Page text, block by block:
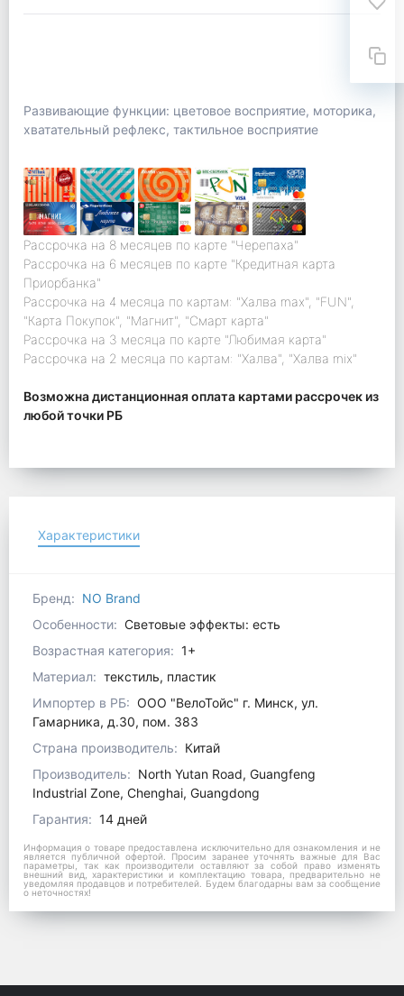
Развивающие функции: цветовое восприятие, моторика,
хватательный рефлекс, тактильное восприятие
Рассрочка на 8 месяцев по карте "Черепаха"
Рассрочка на 6 месяцев по карте "Кредитная карта
Приорбанка"
Рассрочка на 4 месяца по картам: "Халва max", "FUN",
"Карта Покупок", "Магнит", "Смарт карта"
Рассрочка на 3 месяца по карте "Любимая карта"
Рассрочка на 2 месяца по картам: "Халва", "Халва mix"
Возможна дистанционная оплата картами рассрочек из
любой точки РБ
Характеристики
Бренд: NO Brand
Особенности: Световые эффекты: есть
Возрастная категория: 1+
Материал: текстиль, пластик
Импортер в РБ: ООО "ВелоТойс" г. Минск, ул.
Гамарника, д.30, пом. 383
Страна производитель: Китай
Производитель: North Yutan Road, Guangfeng
Industrial Zone, Chenghai, Guangdong
Гарантия: 14 дней
Информация о товаре предоставлена исключительно для ознакомления и не
является публичной офертой. Просим заранее уточнять важные для Вас
параметры, так как производители оставляют за собой право изменять
внешний вид, характеристики и комплектацию товара, предварительно не
уведомляя продавцов и потребителей. Будем благодарны вам за сообщение
о неточностях!